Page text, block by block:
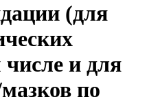
(для
и для
по